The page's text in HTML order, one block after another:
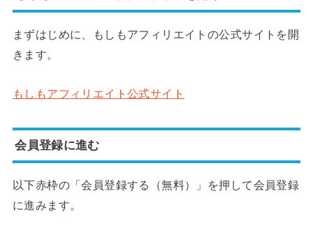
まずはじめに、もしもアフィリエイトの公式サイトを開
きます。
もしもアフィリエイト公式サイト
会員登録に進む
以下赤枠の「会員登録する（無料）」を押して会員登録
に進みます。